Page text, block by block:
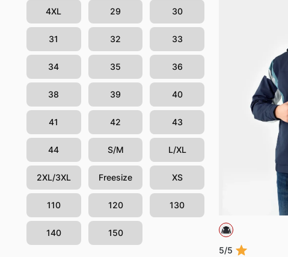
4XL 29 30
31 32 33
34 35 36
38 39 40
41 42 43
44 S/M L/XL
2XL/3XL Freesize XS
110 120 130
140 150
5/5